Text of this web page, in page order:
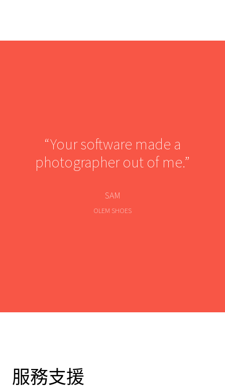
“Your software made a
photographer out of me.”
SAM
OLEM SHOES
服務支援